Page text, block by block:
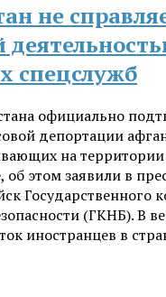
не
спецслужб
официально
депортации
на территории
об этом заявили в
Государственного
(ГКНБ). В
иностранцев в